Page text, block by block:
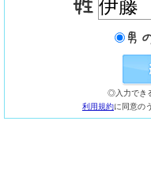
◎入力でき
利用規約に同意の